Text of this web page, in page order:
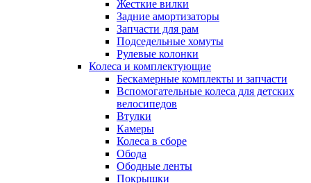
Жесткие вилки
Задние амортизаторы
Запчасти для рам
Подседельные хомуты
Рулевые колонки
Колеса и комплектующие
Бескамерные комплекты и запчасти
Вспомогательные колеса для детских
велосипедов
Втулки
Камеры
Колеса в сборе
Обода
Ободные ленты
Покрышки